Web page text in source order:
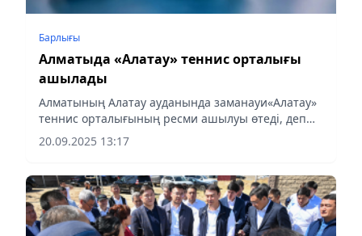
Барлығы
Алматыда «Алатау» теннис орталығы
ашылады
Алматының Алатау ауданында заманауи«Алатау»
теннис орталығының ресми ашылуы өтеді, деп
хабарлайды aqshamnews.kz
20.09.2025 13:17